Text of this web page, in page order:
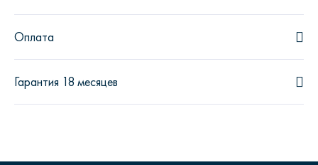
Оплата
Гарантия 18 месяцев